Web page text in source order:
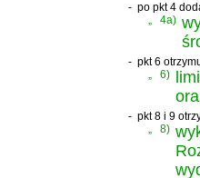
- po pkt 4
„
4a)
- pkt 6
„
6)
- pkt 8 i 9
8)